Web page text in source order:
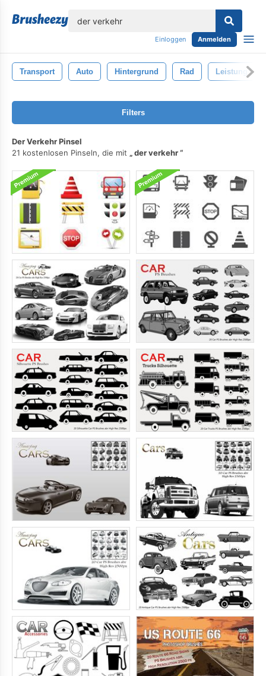
Einloggen Anmelden
Transport Auto Hintergrund Rad Leistung
Filters
Der Verkehr Pinsel
21 kostenlosen Pinseln, die mit
der verkehr